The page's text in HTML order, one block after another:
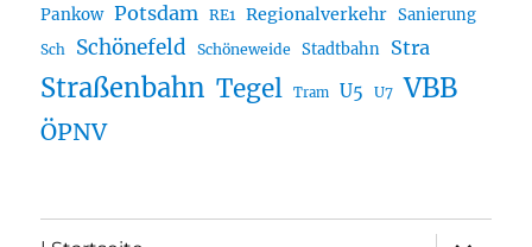
Pankow Potsdam RE1 Regionalverkehr Sanierung
Sch Schönefeld Schöneweide Stadtbahn Stra
Straßenbahn Tegel Tram U5 U7 VBB
ÖPNV